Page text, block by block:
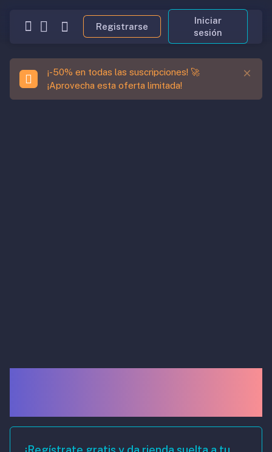
Registrarse
Iniciar
sesión
¡-50% en todas las suscripciones! 🚀
¡Aprovecha esta oferta limitada!